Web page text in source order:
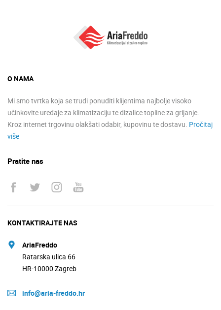
O NAMA
Mi smo tvrtka koja se trudi ponuditi klijentima najbolje visoko
učinkovite uređaje za klimatizaciju te dizalice topline za grijanje.
Kroz internet trgovinu olakšati odabir, kupovinu te dostavu. Pročitaj
više
Pratite nas
KONTAKTIRAJTE NAS
AriaFreddo
Ratarska ulica 66
HR-10000 Zagreb
info@aria-freddo.hr